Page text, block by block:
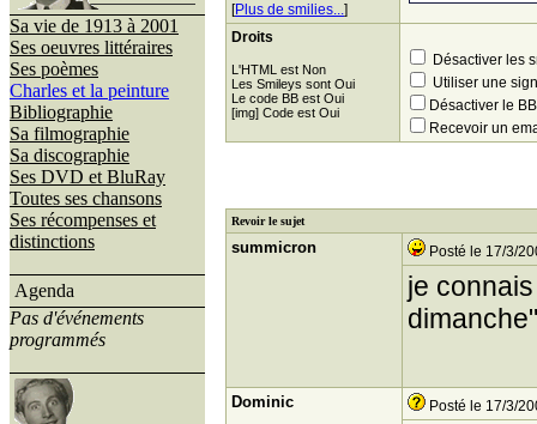
Sa vie de 1913 à 2001
Ses oeuvres littéraires
Ses poèmes
Charles et la peinture
Bibliographie
Sa filmographie
Sa discographie
Ses DVD et BluRay
Toutes ses chansons
Ses récompenses et
distinctions
Agenda
Pas d'événements
programmés
[Plus de smilies...]
Droits
L'HTML est Non
Les Smileys sont Oui
Le code BB est Oui
[img] Code est Oui
Désactiver les
Utiliser une
Désactiver le
Recevoir un
Revoir le sujet
summicron Posté le 17/3/
je
dimanche"
Dominic Posté le 17/3/